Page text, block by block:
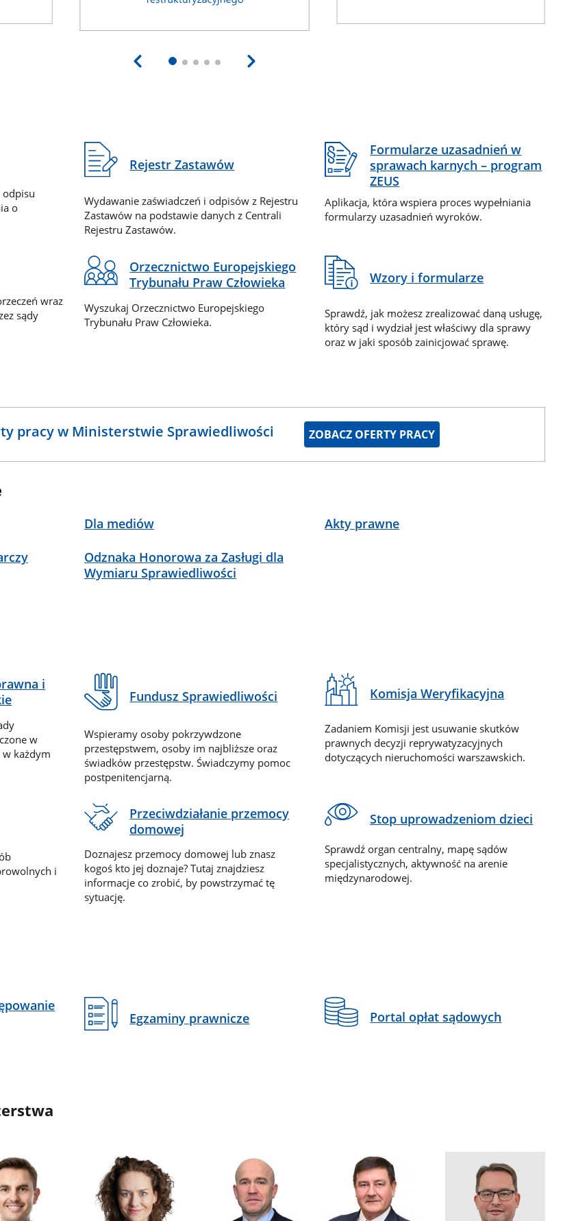
o
Rejestr Zastawów
Wydawanie zaświadczeń i odpisów z Rejestru
Zastawów na podstawie danych z Centrali
Rejestru Zastawów.
Formularze uzasadnień w
sprawach karnych – program
ZEUS
Aplikacja, która wspiera proces wypełniania
formularzy uzasadnień wyroków.
wraz
sądy
Orzecznictwo Europejskiego
Trybunału Praw Człowieka
Wyszukaj Orzecznictwo Europejskiego
Trybunału Praw Człowieka.
Wzory i formularze
Sprawdź, jak możesz zrealizować daną usługę,
który sąd i wydział jest właściwy dla sprawy
oraz w jaki sposób zainicjować sprawę.
pracy w Ministerstwie Sprawiedliwości ZOBACZ OFERTY PRACY
Dla mediów Akty prawne
Odznaka Honorowa za Zasługi dla
Wymiaru Sprawiedliwości
i
w
każdym
Fundusz Sprawiedliwości
Wspieramy osoby pokrzywdzone
przestępstwem, osoby im najbliższe oraz
świadków przestępstw. Świadczymy pomoc
postpenitencjarną.
Komisja Weryfikacyjna
Zadaniem Komisji jest usuwanie skutków
prawnych decyzji reprywatyzacyjnych
dotyczących nieruchomości warszawskich.
i
Przeciwdziałanie przemocy
domowej
Doznajesz przemocy domowej lub znasz
kogoś kto jej doznaje? Tutaj znajdziesz
informacje co zrobić, by powstrzymać tę
sytuację.
Stop uprowadzeniom dzieci
Sprawdź organ centralny, mapę sądów
specjalistycznych, aktywność na arenie
międzynarodowej.
Egzaminy prawnicze Portal opłat sądowych